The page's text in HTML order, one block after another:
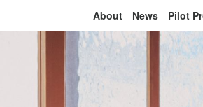
About News Pilot